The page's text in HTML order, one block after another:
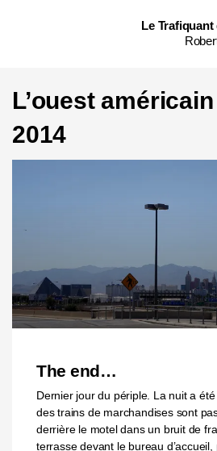
Le Trafiquant
L’ouest
2014
The end…
Dernier jour du périple. La nuit a
des trains de marchandises sont
derrière le motel dans un bruit de
terrasse devant le bureau